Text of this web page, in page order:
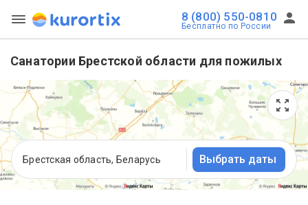
8 (800) 550-0810
Бесплатно по России
Санатории Брестской области для пожилых
Брестская область, Беларусь Выбрать даты